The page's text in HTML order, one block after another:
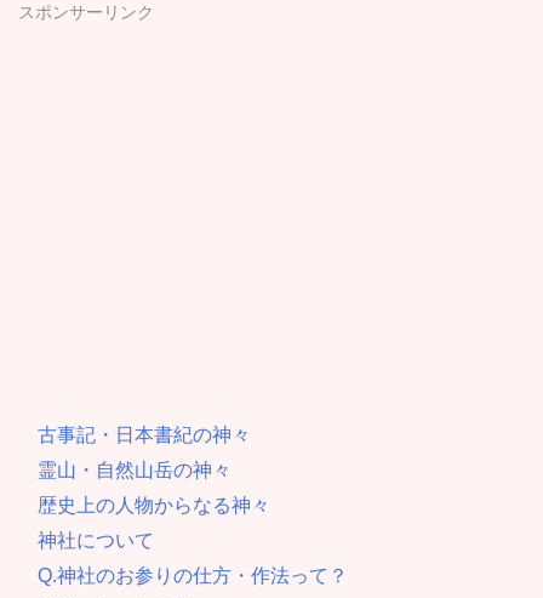
スポンサーリンク
古事記・日本書紀の神々
霊山・自然山岳の神々
歴史上の人物からなる神々
神社について
Q.神社のお参りの仕方・作法って？